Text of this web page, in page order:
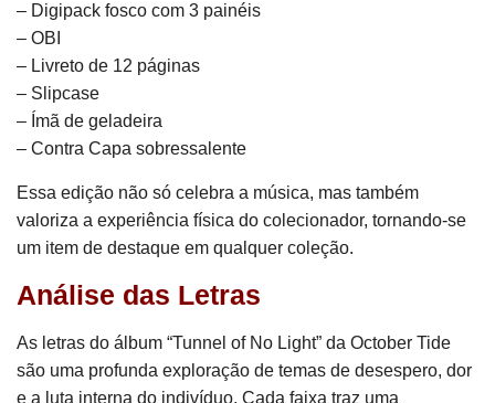
– Digipack fosco com 3 painéis
– OBI
– Livreto de 12 páginas
– Slipcase
– Ímã de geladeira
– Contra Capa sobressalente
Essa edição não só celebra a música, mas também
valoriza a experiência física do colecionador, tornando-se
um item de destaque em qualquer coleção.
Análise das Letras
As letras do álbum “Tunnel of No Light” da October Tide
são uma profunda exploração de temas de desespero, dor
e a luta interna do indivíduo. Cada faixa traz uma